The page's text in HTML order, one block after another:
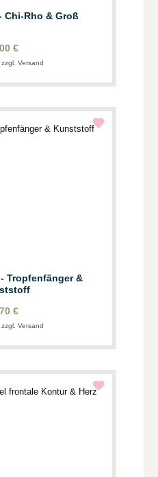
Chi-Rho & Groß
€
Versand
Tropfenfänger &
€
Versand